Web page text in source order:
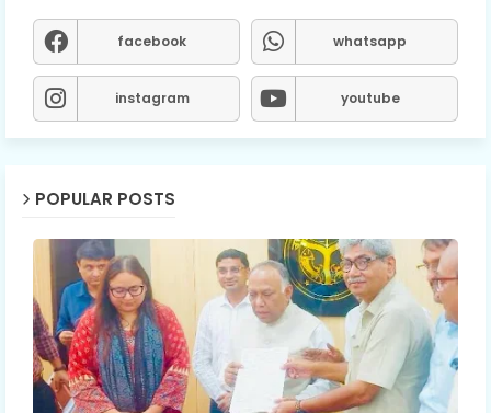
facebook whatsapp
instagram youtube
POPULAR POSTS